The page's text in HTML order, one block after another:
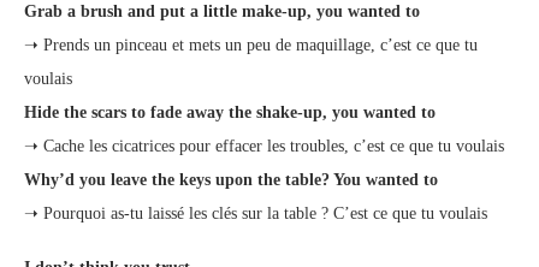
Grab a brush and put a little make-up, you wanted to
➝ Prends un pinceau et mets un peu de maquillage, c’est ce que tu
voulais
Hide the scars to fade away the shake-up, you wanted to
➝ Cache les cicatrices pour effacer les troubles, c’est ce que tu voulais
Why’d you leave the keys upon the table? You wanted to
➝ Pourquoi as-tu laissé les clés sur la table ? C’est ce que tu voulais